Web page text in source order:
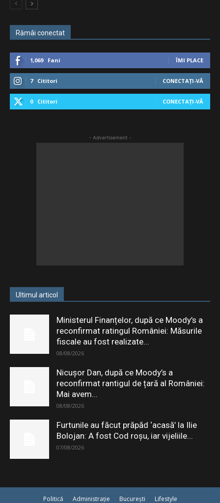
Rămâi conectat
1,069 Fani ÎMI PLACE
7 Cititori CONECTAȚI-VĂ
0 Cititori CONECTAȚI-VĂ
- Advertisement -
Ultimul articol
Ministerul Finanțelor, după ce Moody’s a
reconfirmat ratingul României: Măsurile
fiscale au fost realizate...
08/08/2026
Nicușor Dan, după ce Moody’s a
reconfirmat rantigul de țară al României:
Mai avem...
08/08/2026
Furtunile au făcut prăpăd ‘acasă’ la Ilie
Bolojan: A fost Cod roșu, iar vijeliile...
07/08/2026
Politică Administrație București Lifestyle